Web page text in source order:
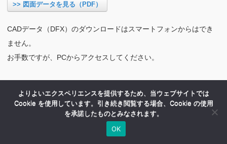
>> 図面データを見る（PDF）
CADデータ（DFX）のダウンロードはスマートフォンからはでき
ません。
お手数ですが、PCからアクセスしてください。
よりよいエクスペリエンスを提供するため、当ウェブサイトでは
Cookie を使用しています。引き続き閲覧する場合、Cookie の使用
を承諾したものとみなされます。
OK